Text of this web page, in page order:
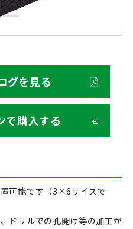
グを見る
で購入する
可能です（3×6サイズで
ドリルでの孔開け等の加工が